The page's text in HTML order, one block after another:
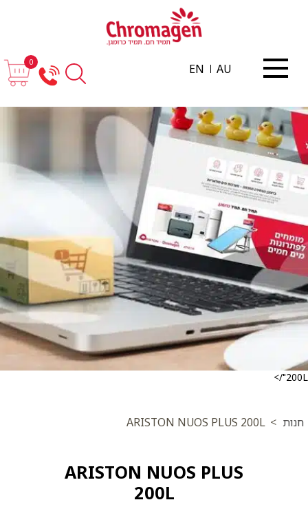
AU
EN
0
200L"/>
חנות >
ARISTON NUOS PLUS 200L
ARISTON NUOS PLUS
200L